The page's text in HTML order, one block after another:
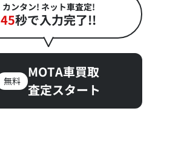
カンタン! ネット車査定!
45秒で入力完了!!
無料
MOTA車買取
査定スタート